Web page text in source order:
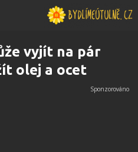
vyjít na pár
olej a ocet